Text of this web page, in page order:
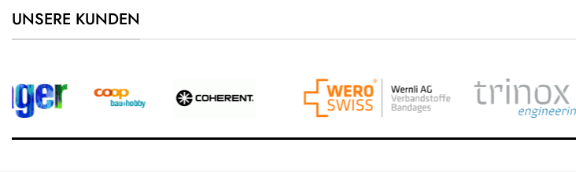
UNSERE KUNDEN